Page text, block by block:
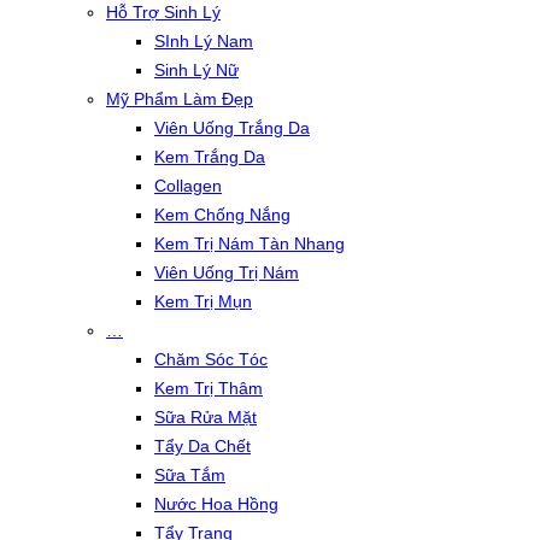
Hỗ Trợ Sinh Lý
SInh Lý Nam
Sinh Lý Nữ
Mỹ Phẩm Làm Đẹp
Viên Uống Trắng Da
Kem Trắng Da
Collagen
Kem Chống Nắng
Kem Trị Nám Tàn Nhang
Viên Uống Trị Nám
Kem Trị Mụn
Chăm Sóc Tóc
Kem Trị Thâm
Sữa Rửa Mặt
Tẩy Da Chết
Sữa Tắm
Nước Hoa Hồng
Tẩy Trang